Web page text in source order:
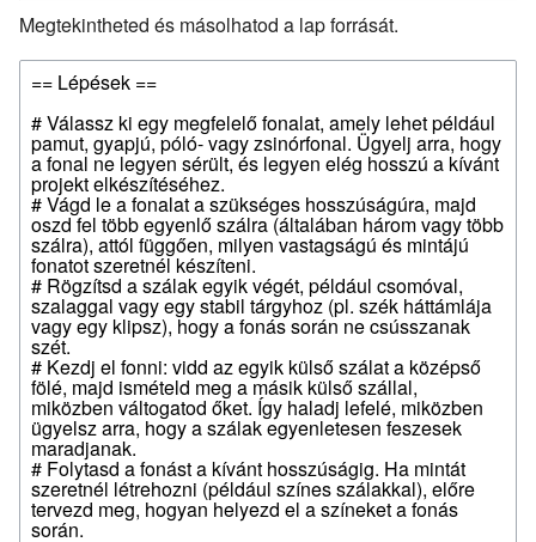
Megtekintheted és másolhatod a lap forrását.